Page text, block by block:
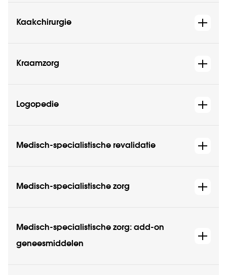
Kaakchirurgie
Kraamzorg
Logopedie
Medisch-specialistische revalidatie
Medisch-specialistische zorg
Medisch-specialistische zorg: add-on
geneesmiddelen